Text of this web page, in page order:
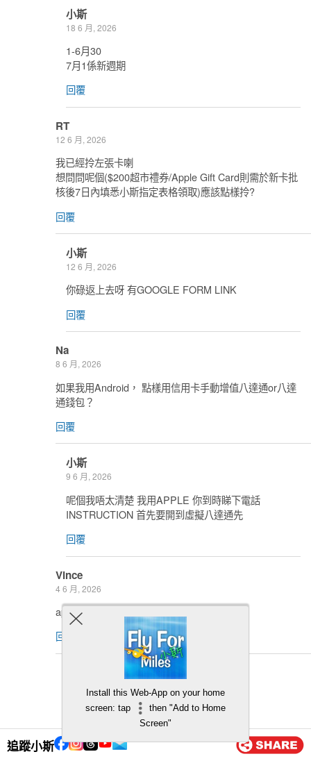
追蹤小斯
小斯
18 6 月, 2026
1-6月30
7月1係新週期
回覆
RT
12 6 月, 2026
我已經拎左張卡喇
想問問呢個($200超市禮券/Apple Gift Card則需於新卡批
核後7日內填悉小斯指定表格領取)應該點樣拎?
回覆
小斯
12 6 月, 2026
你碌返上去呀 有GOOGLE FORM LINK
回覆
Na
8 6 月, 2026
如果我用Android， 點樣用信用卡手動增值八達通or八達
通錢包？
回覆
小斯
9 6 月, 2026
呢個我唔太清楚 我用APPLE 你到時睇下電話
INSTRUCTION 首先要開到虛擬八達通先
回覆
Vince
4 6 月, 2026
apple pay 八達通增值有2%回贈?
回覆
5 6 月, 2026
Install this Web-App on your home
screen: tap
then "Add to Home
Screen"